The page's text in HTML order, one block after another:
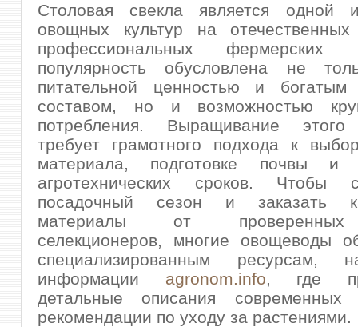
Столовая свекла является одной
овощных культур на
профессиональных
популярность обусловлена не
питательной ценностью и богатым
составом, но и возможностью
потребления. Выращивание этого
требует грамотного подхода к
материала, подготовке почвы и
агротехнических сроков. Чтобы
посадочный сезон и заказать
материалы от
селекционеров, многие овощеводы
специализированным ресурсам,
информации agronom.info, где
детальные описания
рекомендации по уходу за растениями.